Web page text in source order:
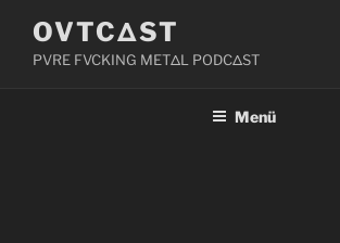
Inhalt
springen
OVTCΔST
PVRE FVCKING METΔL PODCΔST
Menü